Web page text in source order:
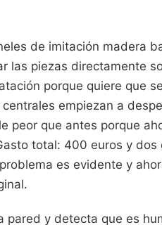
de imitación madera
las piezas directamente
porque quiere que
empiezan a
peor que antes porque
total: 400 euros y
es evidente y
pared y detecta que es